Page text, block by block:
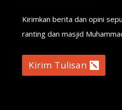
Kirimkan berita dan opini
ranting dan masjid
Kirim Tulisan